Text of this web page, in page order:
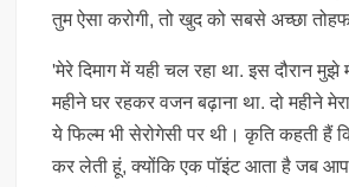
तुम ऐसा करोगी, तो खुद को सबसे अच्छा
'मेरे दिमाग में यही चल रहा था. इस दौरान मुझे
महीने घर रहकर वजन बढ़ाना था. दो महीने
ये फिल्म भी सेरोगेसी पर थी। कृति कहती हैं
कर लेती हूं, क्योंकि एक पॉइंट आता है जब आप